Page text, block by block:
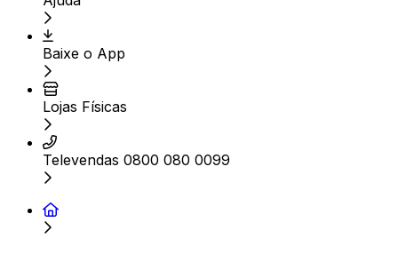
Baixe o App
Lojas Físicas
Televendas 0800 080 0099